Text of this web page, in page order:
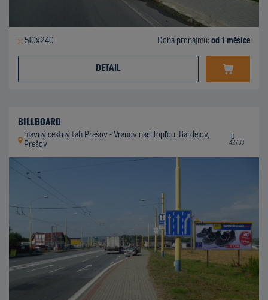
510x240 Doba pronájmu: od 1 měsíce
DETAIL
BILLBOARD
hlavný cestný ťah Prešov - Vranov nad Topľou, Bardejov,
Prešov
ID
42733